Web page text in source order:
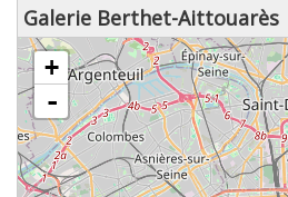
Galerie Berthet-Aittouarès
chargement de la carte - veuillez patienter...
+
-